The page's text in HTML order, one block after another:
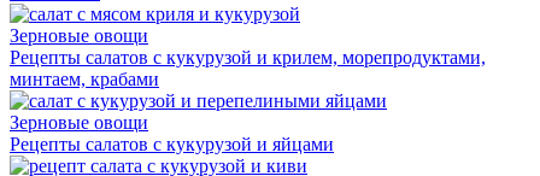
Зерновые овощи
Рецепты салатов с кукурузой и крилем, морепродуктами,
минтаем, крабами
Зерновые овощи
Рецепты салатов с кукурузой и яйцами